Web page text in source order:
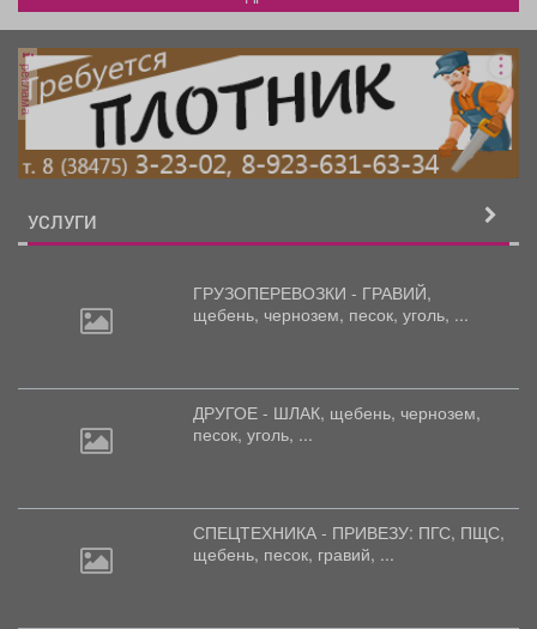
реклама
УСЛУГИ
ГРУЗОПЕРЕВОЗКИ - ГРАВИЙ,
щебень, чернозем, песок, уголь, ...
ДРУГОЕ - ШЛАК, щебень, чернозем,
песок, уголь, ...
СПЕЦТЕХНИКА - ПРИВЕЗУ: ПГС, ПЩС,
щебень, песок, гравий, ...